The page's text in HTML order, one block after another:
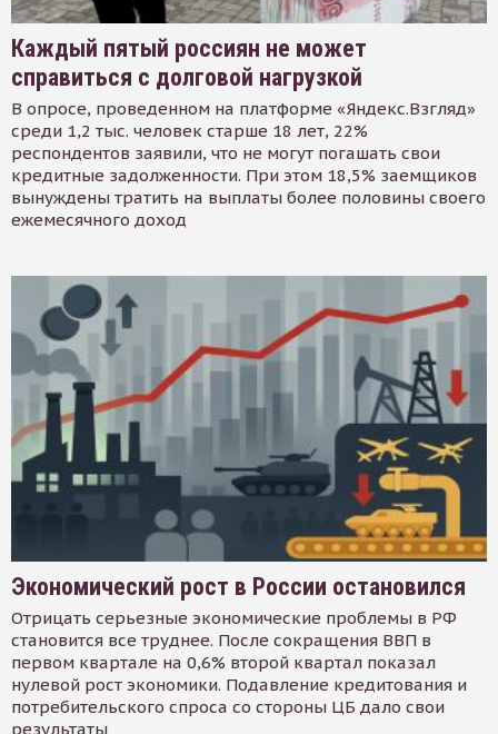
Каждый пятый россиян не может
справиться с долговой нагрузкой
В опросе, проведенном на платформе «Яндекс.Взгляд»
среди 1,2 тыс. человек старше 18 лет, 22%
респондентов заявили, что не могут погашать свои
кредитные задолженности. При этом 18,5% заемщиков
вынуждены тратить на выплаты более половины своего
ежемесячного доход
Экономический рост в России остановился
Отрицать серьезные экономические проблемы в РФ
становится все труднее. После сокращения ВВП в
первом квартале на 0,6% второй квартал показал
нулевой рост экономики. Подавление кредитования и
потребительского спроса со стороны ЦБ дало свои
результаты